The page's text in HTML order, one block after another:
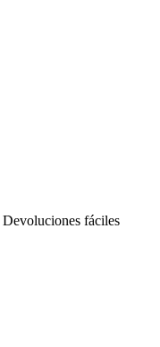
Devoluciones fáciles